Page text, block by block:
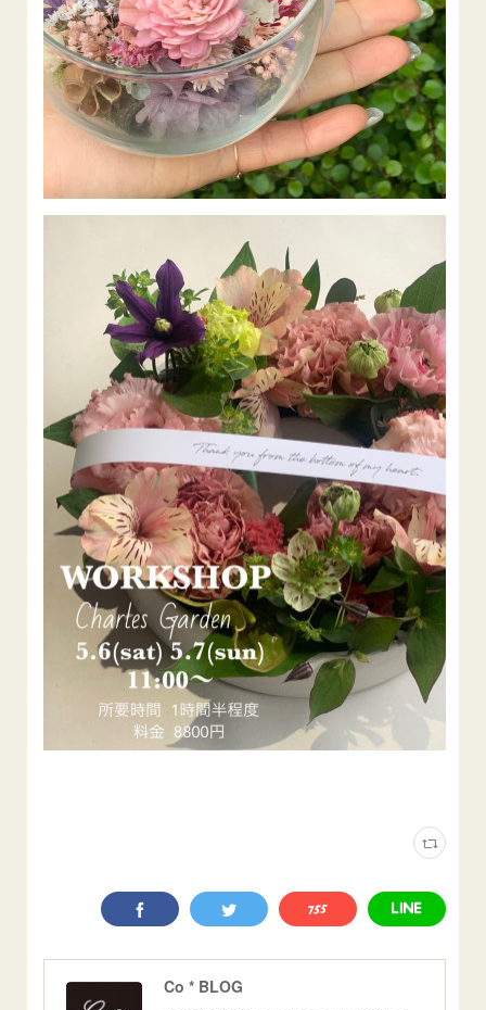
Co * BLOG